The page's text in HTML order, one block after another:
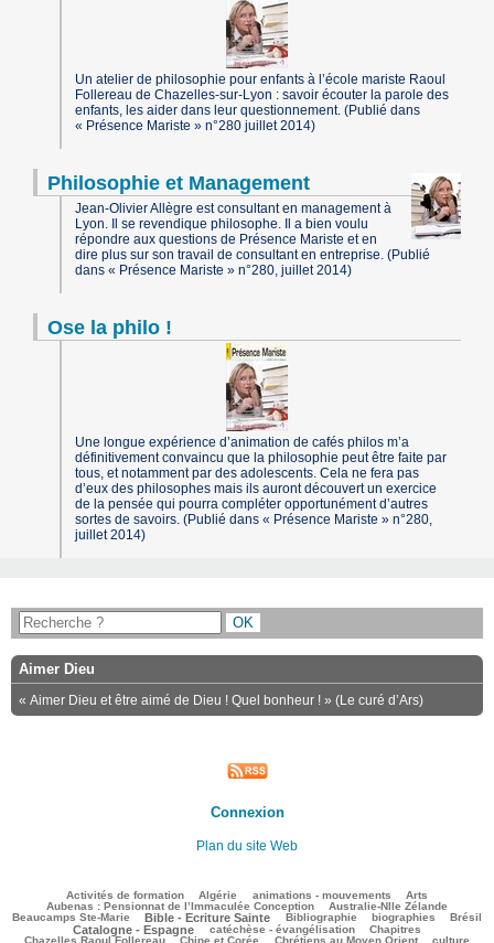
Un atelier de philosophie pour enfants à l’école mariste Raoul
Follereau de Chazelles-sur-Lyon : savoir écouter la parole des
enfants, les aider dans leur questionnement. (Publié dans
« Présence Mariste » n°280 juillet 2014)
Philosophie et Management
Jean-Olivier Allègre est consultant en management à
Lyon. Il se revendique philosophe. Il a bien voulu
répondre aux questions de Présence Mariste et en
dire plus sur son travail de consultant en entreprise. (Publié
dans « Présence Mariste » n°280, juillet 2014)
Ose la philo !
Une longue expérience d’animation de cafés philos m’a
définitivement convaincu que la philosophie peut être faite par
tous, et notamment par des adolescents. Cela ne fera pas
d’eux des philosophes mais ils auront découvert un exercice
de la pensée qui pourra compléter opportunément d’autres
sortes de savoirs. (Publié dans « Présence Mariste » n°280,
juillet 2014)
Aimer Dieu
« Aimer Dieu et être aimé de Dieu ! Quel bonheur ! » (Le curé d’Ars)
Connexion
Plan du site Web
Activités de formation Algérie animations - mouvements Arts
Aubenas : Pensionnat de l’Immaculée Conception
100/2495 Australie-Nlle Zélande
65/2495
Beaucamps Ste-Marie
562/2495 Bible - Ecriture Sainte
36/2495 Bibliographie
338/2495 biographies
161/2495 Brésil
583/2495
Catalogne - Espagne catéchèse - évangélisation Chapitres
Chazelles Raoul Follereau
90/2495 Chine et Corée
195/2495 Chrétiens au Moyen Orient
299/2495 culture
21/2495